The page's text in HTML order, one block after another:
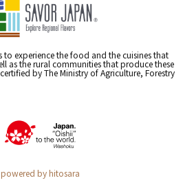
to experience the food and the cuisines that
as the rural communities that produce these
by The Ministry of Agriculture, Forestry
powered by hitosara